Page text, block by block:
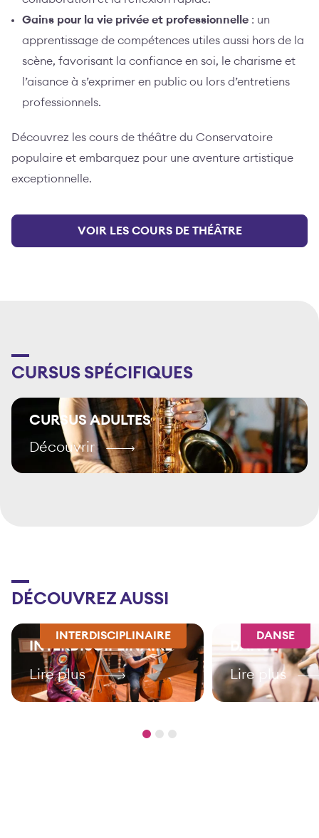
Gains pour la vie privée et professionnelle : un
apprentissage de compétences utiles aussi hors de la
scène, favorisant la confiance en soi, le charisme et
l’aisance à s’exprimer en public ou lors d’entretiens
professionnels.
Découvrez les cours de théâtre du Conservatoire
populaire et embarquez pour une aventure artistique
exceptionnelle.
VOIR LES COURS DE THÉÂTRE
CURSUS SPÉCIFIQUES
CURSUS ADULTES
Découvrir
DÉCOUVREZ AUSSI
INTERDISCIPLINAIRE
INTERDISCIPLINAIRE
Lire plus
DANSE
DANSE
Lire plus